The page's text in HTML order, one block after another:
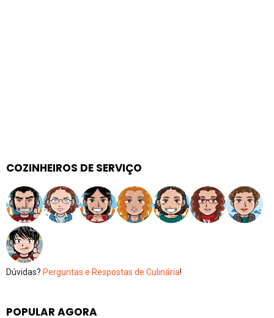
COZINHEIROS DE SERVIÇO
Dúvidas? Perguntas e Respostas de Culinária!
POPULAR AGORA